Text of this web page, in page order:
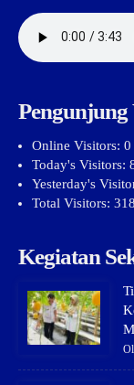
Pengunjung
Online Visitors: 0
Today's Visitors:
Yesterday's
Total Visitors:
Kegiatan